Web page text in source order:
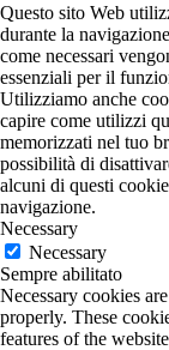
Questo sito Web
durante la
come necessari
essenziali per il
Utilizziamo anche
capire come utilizzi
memorizzati nel tuo
possibilità di
alcuni di questi
navigazione.
Necessary
Necessary
Sempre abilitato
Necessary cookies
properly. These
features of the